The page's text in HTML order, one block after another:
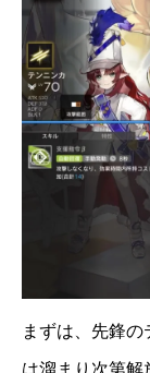
まずは、先鋒
は溜まり次第解